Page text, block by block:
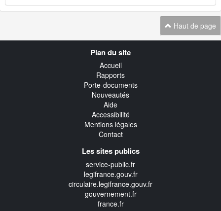
Haut de page
Plan du site
Accueil
Rapports
Porte-documents
Nouveautés
Aide
Accessibilité
Mentions légales
Contact
Les sites publics
service-public.fr
legifrance.gouv.fr
circulaire.legifrance.gouv.fr
gouvernement.fr
france.fr